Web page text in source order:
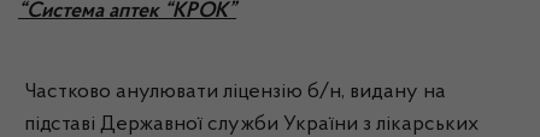
“Система аптек “КРОК”
Частково анулювати ліцензію б/н, видану на
підставі Державної служби України з лікарських